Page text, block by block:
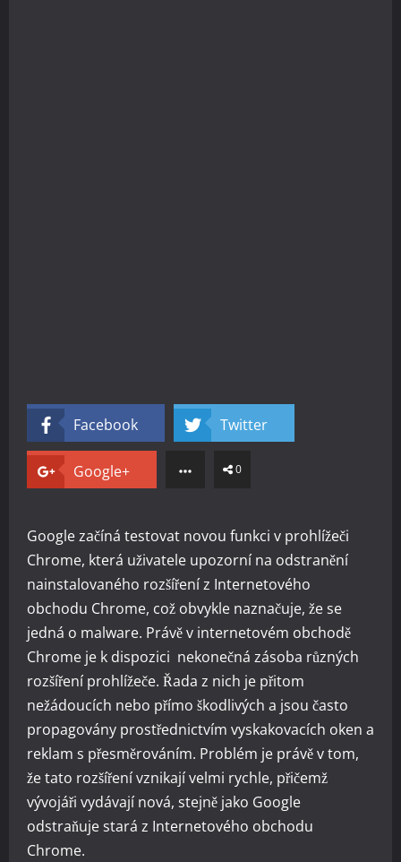
Facebook Twitter
Google+ 0
Google začíná testovat novou funkci v prohlížeči
Chrome, která uživatele upozorní na odstranění
nainstalovaného rozšíření z Internetového
obchodu Chrome, což obvykle naznačuje, že se
jedná o malware. Právě v internetovém obchodě
Chrome je k dispozici nekonečná zásoba různých
rozšíření prohlížeče. Řada z nich je přitom
nežádoucích nebo přímo škodlivých a jsou často
propagovány prostřednictvím vyskakovacích oken a
reklam s přesměrováním. Problém je právě v tom,
že tato rozšíření vznikají velmi rychle, přičemž
vývojáři vydávají nová, stejně jako Google
odstraňuje stará z Internetového obchodu
Chrome.